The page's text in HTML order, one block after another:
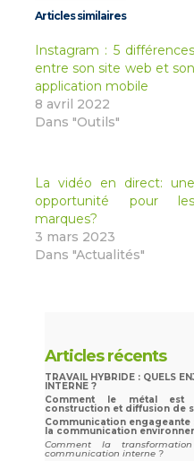
dans
une
dans
une
fenêtre)fenêtre)
Articles similaires
Instagram : 5 différences
entre son site web et son
application mobile
8 avril 2022
Dans "Outils"
La vidéo en direct: une
opportunité pour les
marques?
3 mars 2023
Dans "Actualités"
Articles récents
TRAVAIL HYBRIDE : QUELS
INTERNE ?
Comment le métal
construction et diffusion de
Communication
la communication
Comment la
communication interne ?